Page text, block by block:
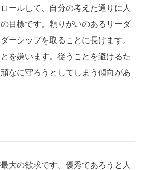
ールして、自分の考えた通りに人
目標です。頼りがいのあるリーダ
ーシップを取ることに長けます。
を嫌います。従うことを避けるた
なに守ろうとしてしまう傾向があ
大の欲求です。優秀であろうと人